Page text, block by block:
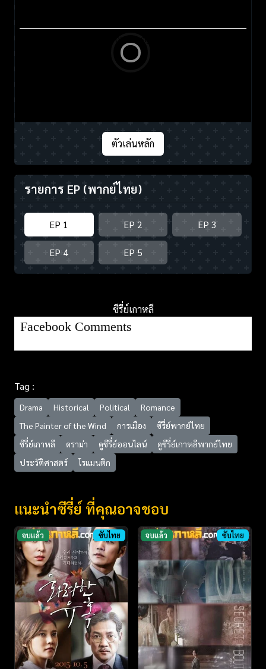
ตัวเล่นหลัก
รายการ EP (พากย์ไทย)
EP 1 EP 2 EP 3
EP 4 EP 5
ซีรี่ย์เกาหลี
Facebook Comments
Tag :
Drama Historical Political
Romance
The Painter of the Wind
การเมือง
ซีรี่ย์พากย์ไทย
ซีรี่ย์เกาหลี
ดราม่า ดูซีรี่ย์ออนไลน์
ดูซีรี่ย์เกาหลีพากย์ไทย
ประวัติศาสตร์
โรแมนติก
แนะนำซีรี่ย์ ที่คุณอาจชอบ
จบแล้ว ซับไทย จบแล้ว ซับไทย